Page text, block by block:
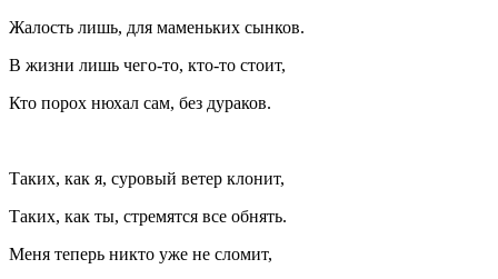
Жалость лишь, для маменьких сынков.
В жизни лишь чего-то, кто-то стоит,
Кто порох нюхал сам, без дураков.
Таких, как я, суровый ветер клонит,
Таких, как ты, стремятся все обнять.
Меня теперь никто уже не сломит,